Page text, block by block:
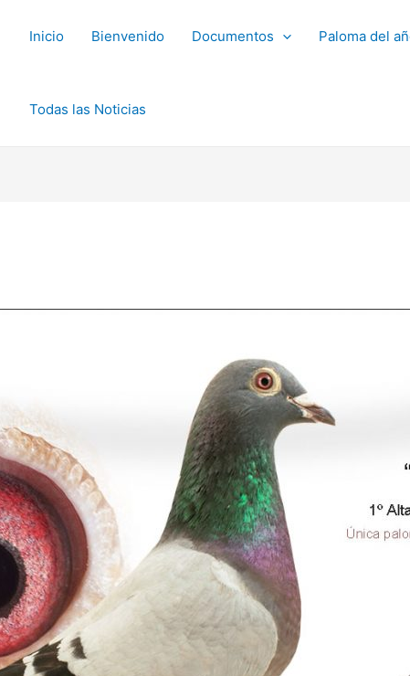
Inicio Bienvenido Documentos Paloma del
Todas las Noticias